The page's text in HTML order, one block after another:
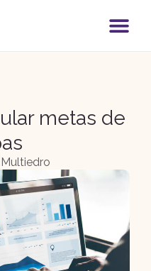
metas de
Multiedro